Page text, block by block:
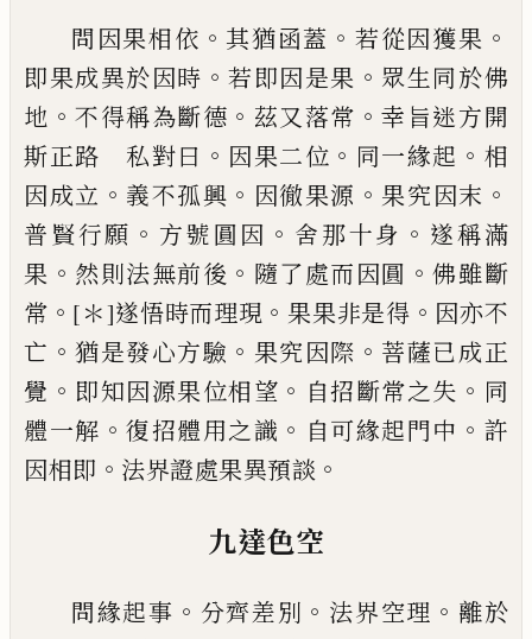
問因果相依 。其猶函蓋 。 若從因獲果 。
即果成異於因時 。若即因是果 。 眾生同於佛
地 。不得稱為斷德 。 茲又落常 。幸旨迷方開
斯正路 私對曰 。 因果二位 。 同一緣起 。 相
因成立 。 義不孤興 。 因徹果源 。 果究因末 。
普賢行願 。 方號圓因 。 舍那十身 。 遂稱滿
果 。 然則法無前後 。 隨了處而因圓 。佛雖斷
常 。 [＊]遂悟時而理現 。 果果非是得 。 因亦不
亡 。猶是發心方驗 。 果究因際 。 菩薩已成正
覺 。 即知因源果位相望 。 自招斷常之失 。 同
體一解 。復招體用之識 。 自可緣起門中 。 許
因相即 。 法界證處果異預談 。
九達色空
問緣起事 。 分齊差別 。 法界空理 。 離於